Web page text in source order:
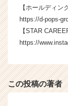
【ホールディン
https://d-pops-
【STAR
https://
この投稿の著者